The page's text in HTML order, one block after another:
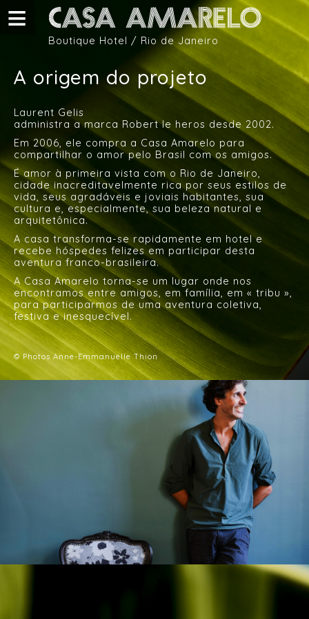
Pular para o conteúdo principal
A origem do projeto
Laurent Gelis
administra a marca Robert le heros desde 2002.
Em 2006, ele compra a Casa Amarelo para
compartilhar o amor pelo Brasil com os amigos.
É amor à primeira vista com o Rio de Janeiro,
cidade inacreditavelmente rica por seus estilos de
vida, seus agradáveis e joviais habitantes, sua
cultura e, especialmente, sua beleza natural e
arquitetônica.
A casa transforma-se rapidamente em hotel e
recebe hóspedes felizes em participar desta
aventura franco-brasileira.
A Casa Amarelo torna-se um lugar onde nos
encontramos entre amigos, em família, em « tribu »,
para participarmos de uma aventura coletiva,
festiva e inesquecível.
© Photos Anne-Emmanuelle Thion
Boutique Hotel / Rio de Janeiro